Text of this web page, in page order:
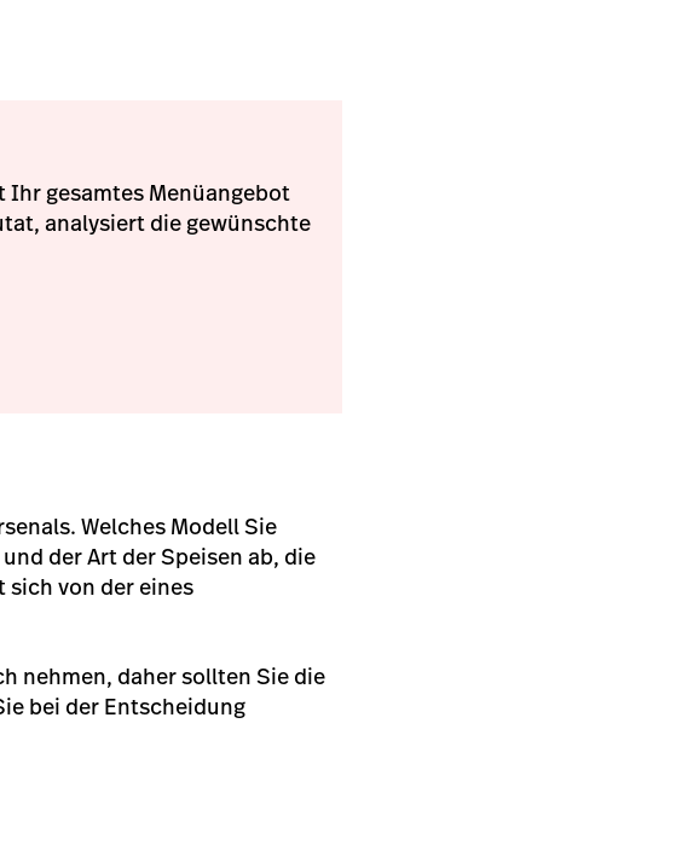
gesamtes Menüangebot
analysiert die gewünschte
Welches Modell Sie
der Art der Speisen ab, die
sich von der eines
nehmen, daher sollten Sie die
bei der Entscheidung